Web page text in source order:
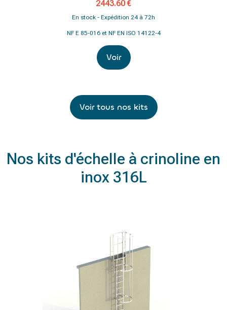
2443.60 €
En stock - Expédition 24 à 72h
NF E 85-016 et NF EN ISO 14122-4
Voir
Voir tous nos kits
Nos kits d'échelle à crinoline en
inox 316L